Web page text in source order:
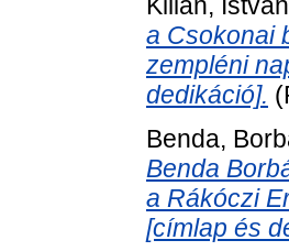
Kilián, István
a Csokonai
zempléni
dedikáció].
Benda,
Benda
a Rákóczi
[címlap és